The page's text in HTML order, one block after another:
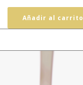
Añadir al carrito